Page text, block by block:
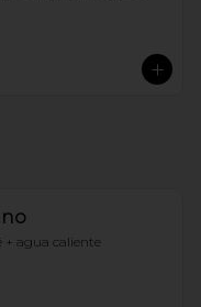
+ agua caliente